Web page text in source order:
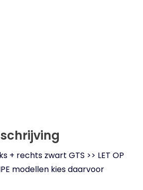
+ rechts zwart GTS >> LET OP
modellen kies daarvoor